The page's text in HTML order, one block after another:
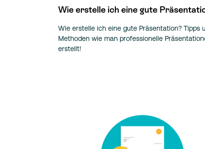
Wie erstelle ich eine gute
Wie erstelle ich eine gute Präsentation? Tipps
Methoden wie man professionelle
erstellt!